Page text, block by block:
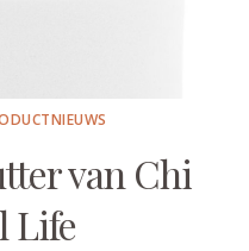
van Chi
Life